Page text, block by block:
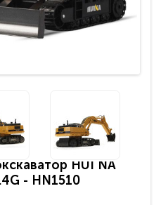
HUI NA
- HN1510